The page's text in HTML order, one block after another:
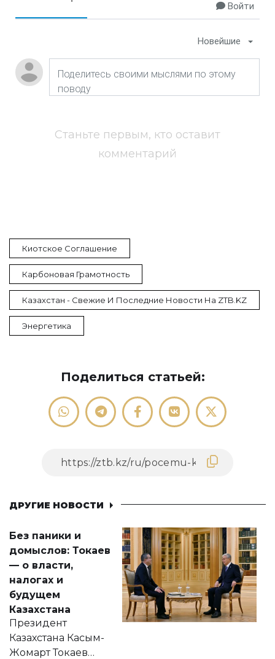
Войти
Новейшие
Станьте первым, кто оставит
комментарий
Киотское Соглашение
Карбоновая Грамотность
Казахстан - Свежие И Последние Новости На ZTB.KZ
Энергетика
Поделиться статьей:
ДРУГИЕ НОВОСТИ
Без паники и
домыслов: Токаев
— о власти,
налогах и
будущем
Казахстана
Президент
Казахстана Касым-
Жомарт Токаев